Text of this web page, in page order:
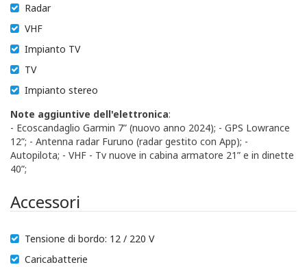
Radar
VHF
Impianto TV
TV
Impianto stereo
Note aggiuntive dell'elettronica:
- Ecoscandaglio Garmin 7” (nuovo anno 2024); - GPS Lowrance
12”; - Antenna radar Furuno (radar gestito con App); -
Autopilota; - VHF - Tv nuove in cabina armatore 21” e in dinette
40”;
Accessori
Tensione di bordo: 12 / 220 V
Caricabatterie